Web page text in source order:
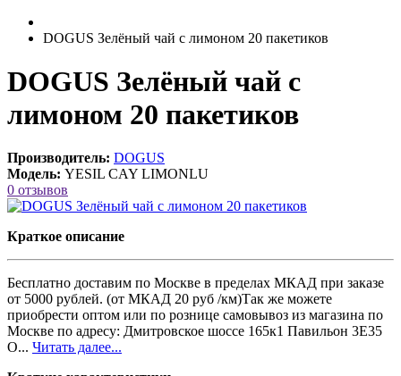
DOGUS Зелёный чай с лимоном 20 пакетиков
DOGUS Зелёный чай с
лимоном 20 пакетиков
Производитель: DOGUS
Модель: YESIL CAY LIMONLU
0 отзывов
Краткое описание
Бесплатно доставим по Москве в пределах МКАД при заказе
от 5000 рублей. (от МКАД 20 руб /км)Так же можете
приобрести оптом или по рознице самовывоз из магазина по
Москве по адресу: Дмитровское шоссе 165к1 Павильон 3Е35
О... Читать далее...